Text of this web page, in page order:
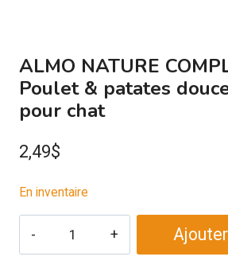
ALMO NATURE
Poulet & patates
pour chat
2,49$
En inventaire